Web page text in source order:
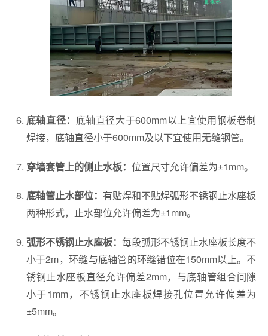
底轴直径： 底轴直径大于600mm以上宜使用钢板卷制
焊接，底轴直径小于600mm及以下宜使用无缝钢管。
穿墙套管上的侧止水板： 位置尺寸允许偏差为±1mm。
底轴管止水部位： 有贴焊和不贴焊弧形不锈钢止水座板
两种形式，止水部位允许偏差为±1mm。
弧形不锈钢止水座板：每段弧形不锈钢止水座板长度不
小于2m，环缝与底轴管的环缝错位在150mm以上。不
锈钢止水座板直径允许偏差2mm，与底轴管组合间隙
小于1mm，不锈钢止水座板焊接孔位置允许偏差为
±5mm。